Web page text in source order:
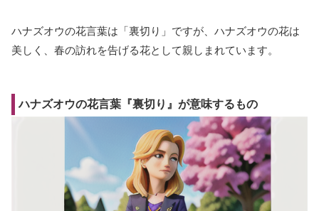
ハナズオウの花言葉は「裏切り」ですが、ハナズオウの花は
美しく、春の訪れを告げる花として親しまれています。
ハナズオウの花言葉『裏切り』が意味するもの